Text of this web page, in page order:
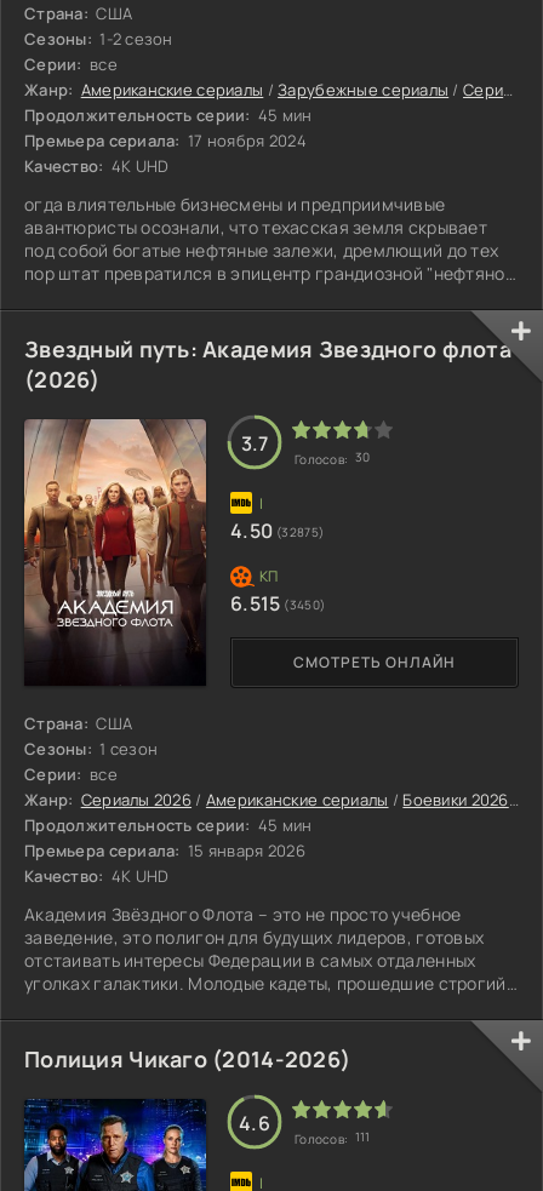
Страна: США
Сезоны: 1-2 сезон
Серии: все
Жанр: Американские сериалы /Зарубежные сериалы /Сериалы с высоким рейтингом
Продолжительность серии: 45 мин
Премьера сериала: 17 ноября 2024
Качество: 4K UHD
огда влиятельные бизнесмены и предприимчивые
авантюристы осознали, что техасская земля скрывает
под собой богатые нефтяные залежи, дремлющий до тех
пор штат превратился в эпицентр грандиозной "нефтяной
Звездный путь: Академия Звездного флота
(2026)
Страна: США
Сезоны: 1 сезон
Серии: все
Жанр: Сериалы 2026 / Американские сериалы / Боевики 2026/
Продолжительность серии: 45 мин
Премьера сериала: 15 января 2026
Качество: 4K UHD
Академия Звёздного Флота – это не просто учебное
заведение, это полигон для будущих лидеров, готовых
отстаивать интересы Федерации в самых отдаленных
уголках галактики. Молодые кадеты, прошедшие строгий
секретами космической войны и стать частью элитной
структуры.
СМОТРЕТЬ ОНЛАЙН
3.7
Голосов: 30
4.50 (32875)
6.515 (3450)
Полиция Чикаго (2014-2026)
4.6
Голосов: 111